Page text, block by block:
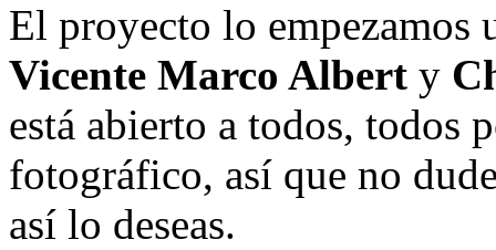
El proyecto lo empezamos
Vicente Marco Albert y
está abierto a todos, todos
fotográfico, así que no
así lo deseas.